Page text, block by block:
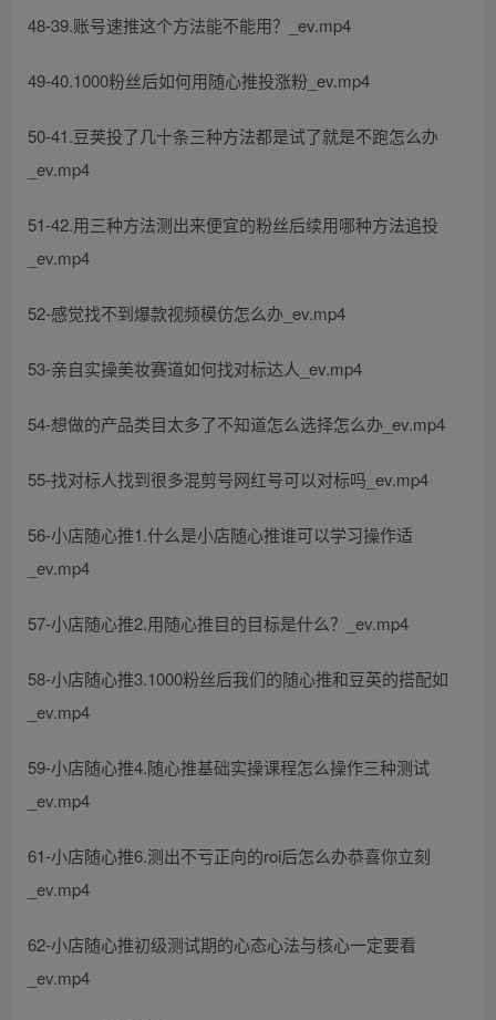
48-39.账号速推这个方法能不能用？_ev.mp4
49-40.1000粉丝后如何用随心推投涨粉_ev.mp4
50-41.豆荚投了几十条三种方法都是试了就是不跑怎么办
_ev.mp4
51-42.用三种方法测出来便宜的粉丝后续用哪种方法追投
_ev.mp4
52-感觉找不到爆款视频模仿怎么办_ev.mp4
53-亲自实操美妆赛道如何找对标达人_ev.mp4
54-想做的产品类目太多了不知道怎么选择怎么办_ev.mp4
55-找对标人找到很多混剪号网红号可以对标吗_ev.mp4
56-小店随心推1.什么是小店随心推谁可以学习操作适
_ev.mp4
57-小店随心推2.用随心推目的目标是什么？_ev.mp4
58-小店随心推3.1000粉丝后我们的随心推和豆英的搭配如
_ev.mp4
59-小店随心推4.随心推基础实操课程怎么操作三种测试
_ev.mp4
61-小店随心推6.测出不亏正向的roi后怎么办恭喜你立刻
_ev.mp4
62-小店随心推初级测试期的心态心法与核心一定要看
_ev.mp4